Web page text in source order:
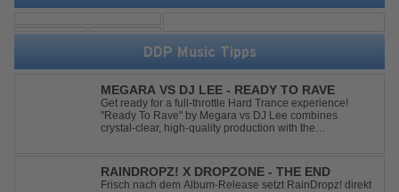
DDP Music Tipps
MEGARA VS DJ LEE - READY TO RAVE
Get ready for a full-throttle Hard Trance experience!
"Ready To Rave" by Megara vs DJ Lee combines
crystal-clear, high-quality production with the
track delivers pure rave nostalgia wh...
RAINDROPZ! X DROPZONE - THE END
Frisch nach dem Album-Release setzt RainDropz! direkt